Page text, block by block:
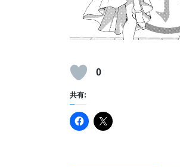
0
共有: